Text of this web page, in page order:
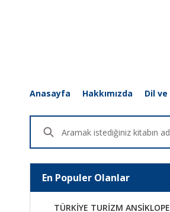
Anasayfa Hakkımızda Dil
En Populer Olanlar
TÜRKİYE TURİZM